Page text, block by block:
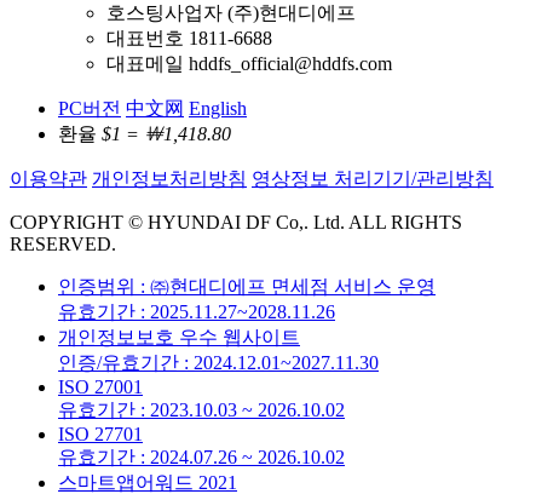
호스팅사업자 (주)현대디에프
대표번호 1811-6688
대표메일 hddfs_official@hddfs.com
PC버전 中文网 English
환율 $1 = ￦1,418.80
이용약관 개인정보처리방침 영상정보 처리기기/관리방침
COPYRIGHT © HYUNDAI DF Co,. Ltd. ALL RIGHTS
RESERVED.
인증범위 : ㈜현대디에프 면세점 서비스 운영
유효기간 : 2025.11.27~2028.11.26
개인정보보호 우수 웹사이트
인증/유효기간 : 2024.12.01~2027.11.30
ISO 27001
유효기간 : 2023.10.03 ~ 2026.10.02
ISO 27701
유효기간 : 2024.07.26 ~ 2026.10.02
스마트앱어워드 2021